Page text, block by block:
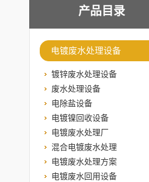
产品目录
电镀废水处理设备
镀锌废水处理设备
废水处理设备
电除盐设备
电镀镍回收设备
电镀废水处理厂
混合电镀废水处理
电镀废水处理方案
电镀废水回用设备